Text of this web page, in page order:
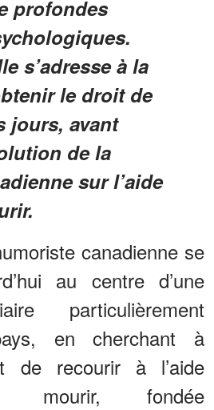
profondes
s’adresse à la
le droit de
jours, avant
de la
sur l’aide
canadienne se
au centre d’une
particulièrement
en cherchant à
de recourir à l’aide
mourir, fondée